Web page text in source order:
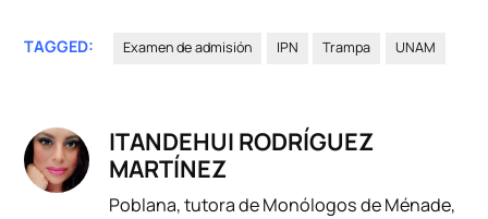
TAGGED: Examen de admisión IPN Trampa UNAM
ITANDEHUI RODRÍGUEZ
MARTÍNEZ
Poblana, tutora de Monólogos de Ménade,